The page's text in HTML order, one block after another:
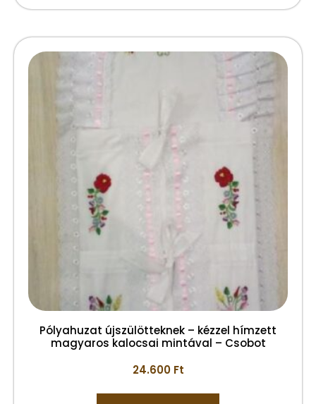
Pólyahuzat újszülötteknek – kézzel hímzett
magyaros kalocsai mintával – Csobot
24.600 Ft